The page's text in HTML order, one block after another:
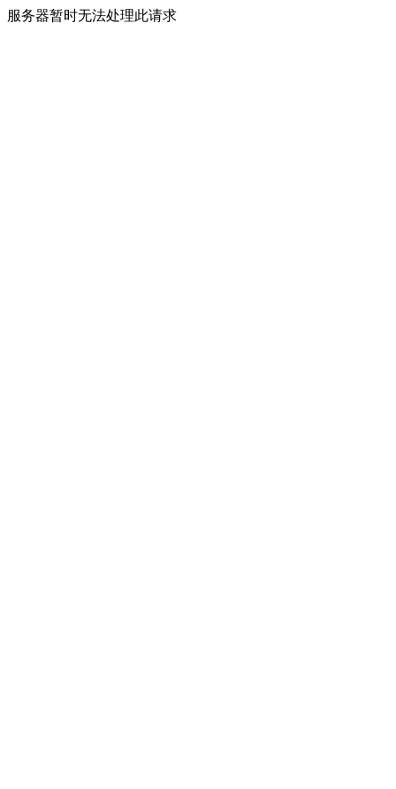
服务器暂时无法处理此请求